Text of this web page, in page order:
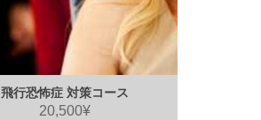
飛行恐怖症 対策コース
20,500¥